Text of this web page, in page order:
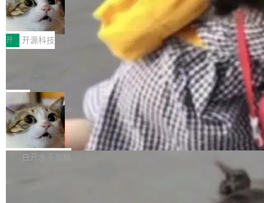
late。」 容器为什么不合适 容器的问题在于启动
和销毁都太重了。一个 Agent 要执行的任务可能
只需要几毫秒的 CPU 时间，但容器从冷启动到
就绪要花数秒。如果未来有十...
人、套取机密信息的对手。 OpenAI 没发律师
函，也没选择庭外沉默。它在官网贴了一篇博
文，标题只有六个字：Apple is getting this wro
ng。 然后，它把邮件往来和 iMessage 聊天记
录全贴了出来。 他发错人了 苹果外部律师 Gabr
iel Gross 来自 Weil 律所，2 月 23 日下午 5:53
给 OpenAI 总法律顾问 Che Chang 发了封邮
件，附了一封长信，要求 OpenAI 配合调查前苹
果员工带走机密信...
HUAWEI MatePad Edge上架WorkBu
ddy鸿蒙PC版，说话就能干活的AI办公
搭子
全能AI工作台WorkBuddy鸿蒙PC版上架HUAWE
I MatePad Edge应用市场，直接下载即可使
用，与鸿蒙电脑上的体验一致。值得一提的是，
这是目前市面上唯一支持平板接入WorkBuddy P
C版的产品，搭载“人机双写”重磅功能——你写
你的，AI写AI的，同屏协作互不干扰。一句话让
AI帮你干活，现在开启全新体验！ 温馨提示：
体验WorkBuddy鸿蒙PC版前，请将 HUAWEI M
atePad Edge 升级至 HarmonyOS 6.1.0.135S
P9 patch03及以上版本。 *升级路径：设置 > 搜
开 开源科技
FFmpeg 9.0 发布：代号“Lei”，以此纪
全球知名开源多媒体框架 FFmpeg 今天正式发
布了 9.0 版本。这个版本除了带来新一代音视频
处理能力和硬件加速支持之外，还有一个特殊之
处：FFmpeg 9.0 的代号是“Lei”。 这个名字，
来自中国开发者雷霄骅（Lei Xiaohua）。 对于
很多中国音视频开发者而言，这个名字并不陌
局
亚马逊成本失控：AI 写代码烧掉 1215
万元，超预算 860%
外媒近日曝光了亚马逊的多份内部报告显示，AI
导致公司在多个项目上超支。《金融时报》报道
白开水不加糖